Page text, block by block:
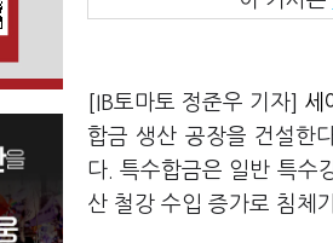
[IB토마토 정준우 기자] 세
합금 생산 공장을 건설한
다. 특수합금은 일반 특수
산 철강 수입 증가로 침체